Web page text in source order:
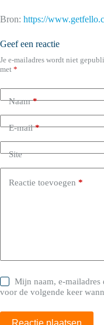
Bron: https://
Geef een reactie
Je e-mailadres wordt niet
met *
Naam*
E-mail*
Site
Reactie toevoegen *
Mijn naam, e-mailadres
voor de volgende keer
Reactie plaatsen